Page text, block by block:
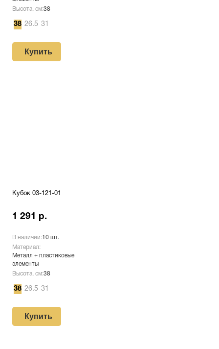
Высота, см:38
38 26.5 31
Купить
Кубок 03-121-01
1 291 р.
В наличии:10 шт.
Материал:
Металл + пластиковые
элементы
Высота, см:38
38 26.5 31
Купить